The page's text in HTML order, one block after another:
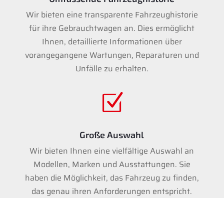
Wir bieten eine transparente Fahrzeughistorie
für ihre Gebrauchtwagen an. Dies ermöglicht
Ihnen, detaillierte Informationen über
vorangegangene Wartungen, Reparaturen und
Unfälle zu erhalten.
Z
Große Auswahl
Wir bieten Ihnen eine vielfältige Auswahl an
Modellen, Marken und Ausstattungen. Sie
haben die Möglichkeit, das Fahrzeug zu finden,
das genau ihren Anforderungen entspricht.